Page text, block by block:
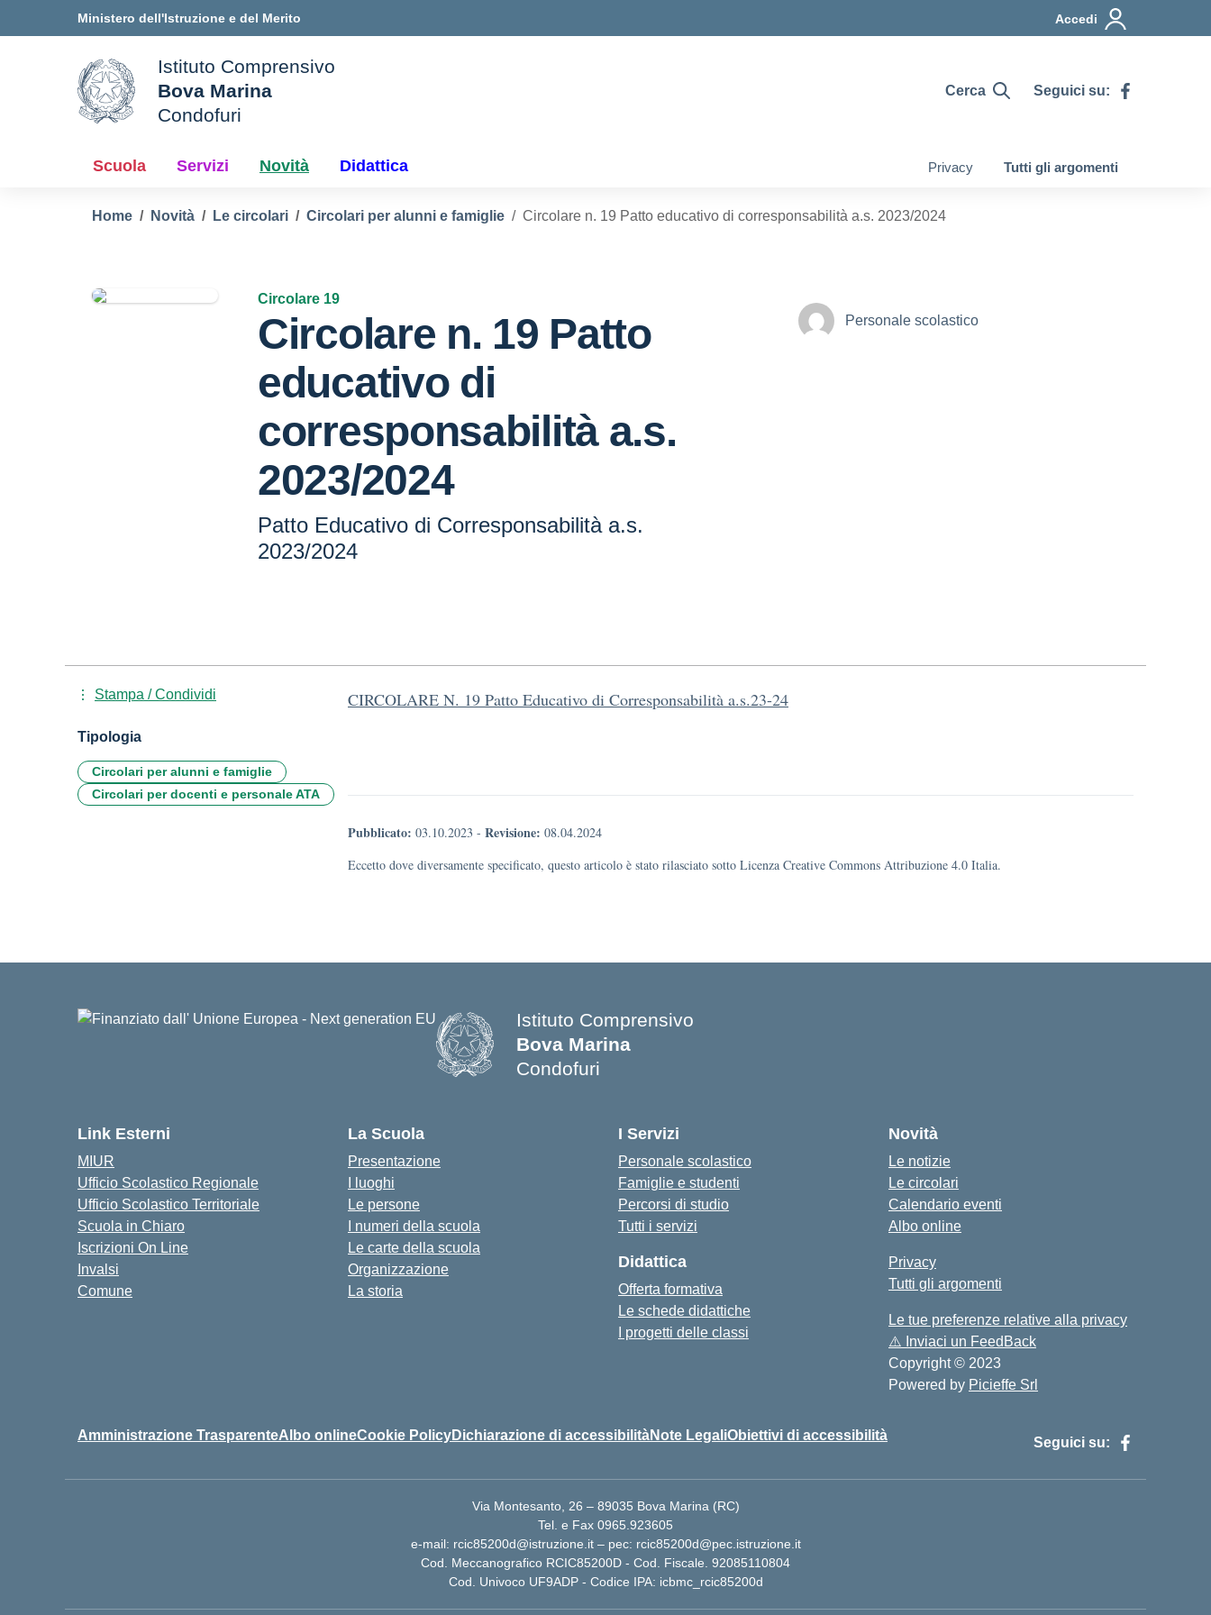
Ministero dell'Istruzione e del Merito Accedi
della scuola
Istituto Comprensivo
Bova Marina
Condofuri
Cerca Seguici su:
Scuola Servizi Novità Didattica Privacy Tutti gli argomenti
Home Novità Le circolari Circolari per alunni e famiglie Circolare n. 19 Patto educativo di corresponsabilità a.s. 2023/2024
Circolare 19
Circolare n. 19 Patto
educativo di
corresponsabilità a.s.
2023/2024
Patto Educativo di Corresponsabilità a.s.
2023/2024
Personale scolastico
CIRCOLARE N. 19 Patto Educativo di Corresponsabilità a.s.23-24
Pubblicato: 03.10.2023 - Revisione: 08.04.2024
Eccetto dove diversamente specificato, questo articolo è stato rilasciato sotto Licenza Creative Commons Attribuzione 4.0 Italia.
Stampa / Condividi
Tipologia
Circolari per alunni e famiglie
Circolari per docenti e personale ATA
Istituto Comprensivo
Bova Marina
Condofuri
Link Esterni
MIUR
Ufficio Scolastico Regionale
Ufficio Scolastico Territoriale
Scuola in Chiaro
Iscrizioni On Line
Invalsi
Comune
La Scuola
Presentazione
I luoghi
Le persone
I numeri della scuola
Le carte della scuola
Organizzazione
La storia
I Servizi
Personale scolastico
Famiglie e studenti
Percorsi di studio
Tutti i servizi
Didattica
Offerta formativa
Le schede didattiche
I progetti delle classi
Novità
Le notizie
Le circolari
Calendario eventi
Albo online
Privacy
Tutti gli argomenti
Le tue preferenze relative alla privacy
⚠️ Inviaci un FeedBack
Copyright © 2023
Powered by Picieffe Srl
Amministrazione TrasparenteAlbo onlineCookie PolicyDichiarazione di accessibilitàNote LegaliObiettivi di accessibilità Seguici su:
Via Montesanto, 26 – 89035 Bova Marina (RC)
Tel. e Fax 0965.923605
e-mail: rcic85200d@istruzione.it – pec: rcic85200d@pec.istruzione.it
Cod. Meccanografico RCIC85200D - Cod. Fiscale. 92085110804
Cod. Univoco UF9ADP - Codice IPA: icbmc_rcic85200d